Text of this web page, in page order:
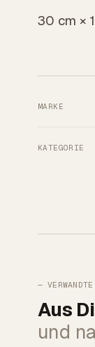
30 cm ×
MARKE
KATEGORIE
—
Aus
und